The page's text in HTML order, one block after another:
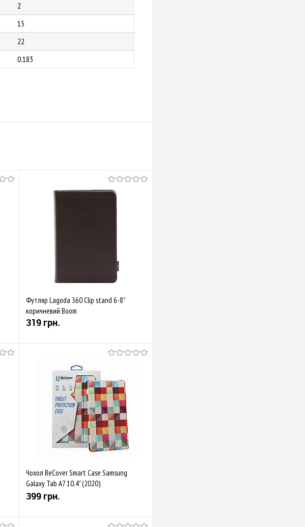
2
15
22
0.183
Футляр Lagoda 360 Clip stand 6-8"
коричневий Boom
319 грн.
До обраного
Порівняти
Закінчується
Чохол BeCover Smart Case Samsung
Galaxy Tab A7 10.4" (2020)
T500/T505/T507 Square
399 грн.